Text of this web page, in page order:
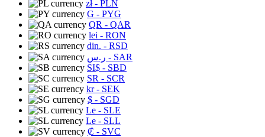
zł- PLN
G - PYG
QR - QAR
lei - RON
din. - RSD
ر.س - SAR
SI$ - SBD
SR - SCR
kr- SEK
$ - SGD
Le - SLE
Le - SLL
₡ - SVC